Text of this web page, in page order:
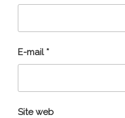
E-mail*
Site web